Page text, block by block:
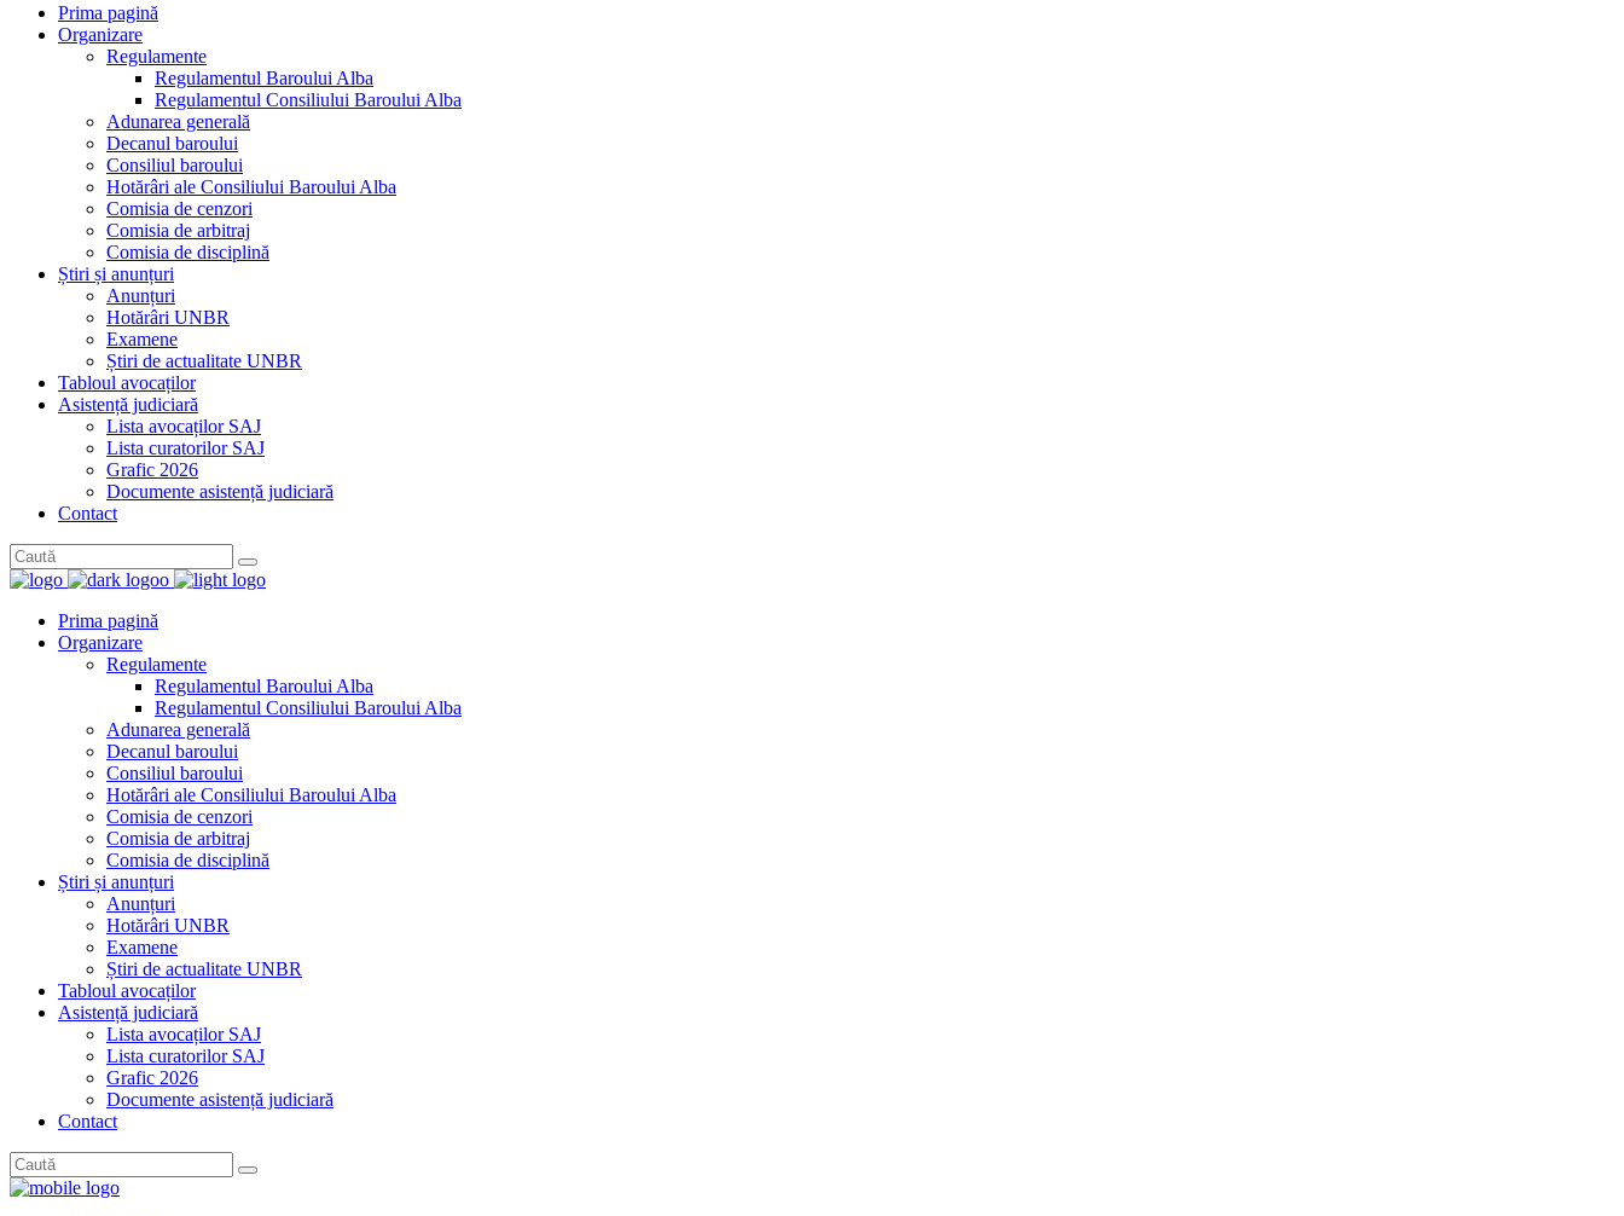
Prima pagină
Organizare
Regulamente
Regulamentul Baroului Alba
Regulamentul Consiliului Baroului Alba
Adunarea generală
Decanul baroului
Consiliul baroului
Hotărâri ale Consiliului Baroului Alba
Comisia de cenzori
Comisia de arbitraj
Comisia de disciplină
Știri și anunțuri
Anunțuri
Hotărâri UNBR
Examene
Știri de actualitate UNBR
Tabloul avocaților
Asistență judiciară
Lista avocaților SAJ
Lista curatorilor SAJ
Grafic 2026
Documente asistență judiciară
Contact
Prima pagină
Organizare
Regulamente
Regulamentul Baroului Alba
Regulamentul Consiliului Baroului Alba
Adunarea generală
Decanul baroului
Consiliul baroului
Hotărâri ale Consiliului Baroului Alba
Comisia de cenzori
Comisia de arbitraj
Comisia de disciplină
Știri și anunțuri
Anunțuri
Hotărâri UNBR
Examene
Știri de actualitate UNBR
Tabloul avocaților
Asistență judiciară
Lista avocaților SAJ
Lista curatorilor SAJ
Grafic 2026
Documente asistență judiciară
Contact